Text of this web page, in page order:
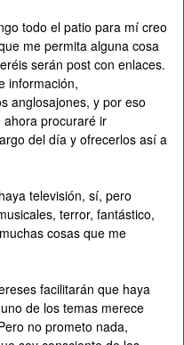
todo el patio para mí creo
me permita alguna cosa
serán post con enlaces.
información,
anglosajones, y por eso
procuraré ir
del día y ofrecerlos así a
televisión, sí, pero
terror, fantástico,
cosas que me
facilitarán que haya
de los temas merece
no prometo nada,